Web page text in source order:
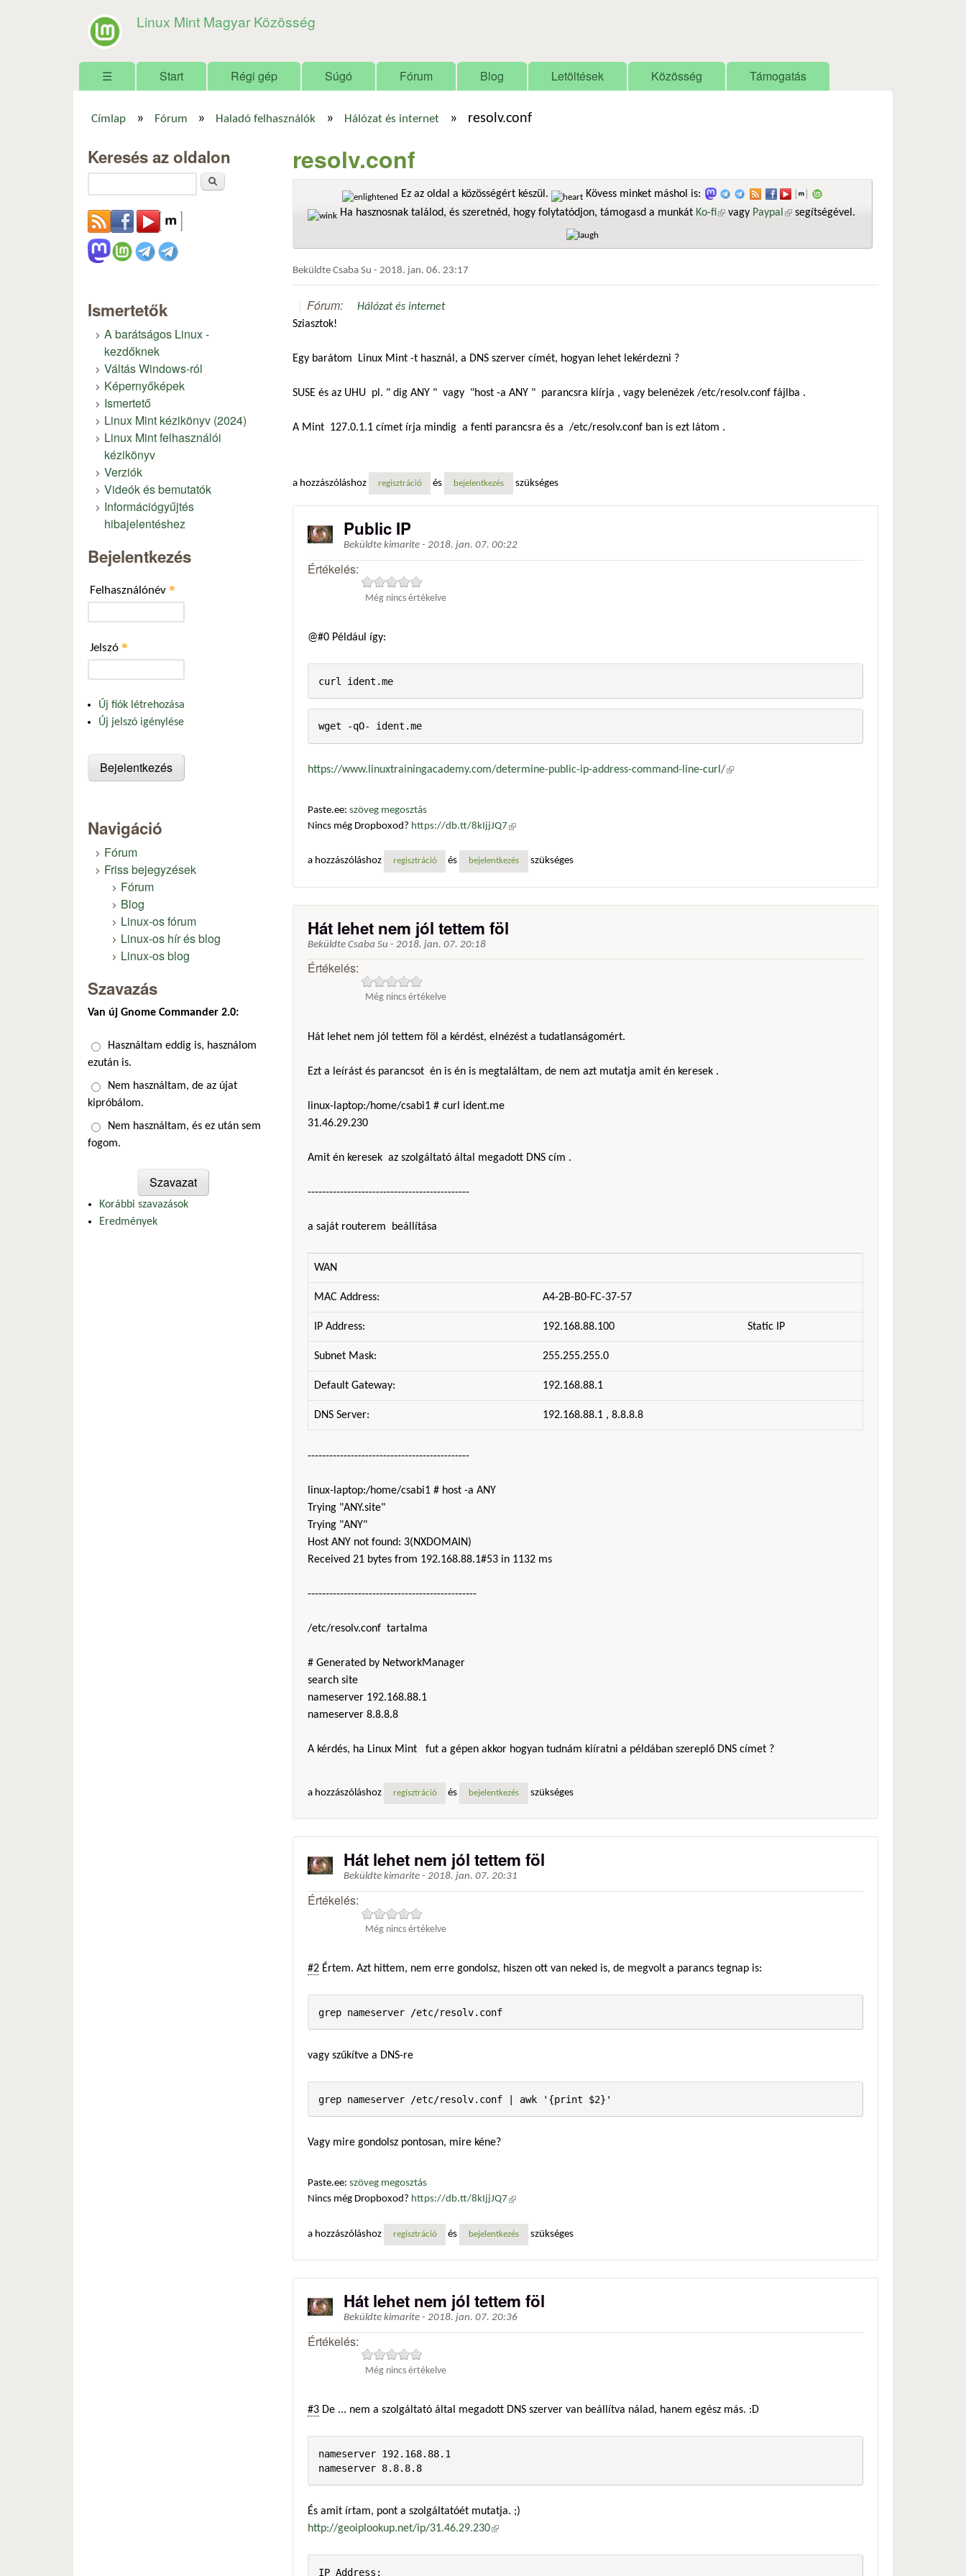
Linux Mint Magyar Közösség
Főmenü
☰ Start Régi gép Súgó Fórum Blog Letöltések Közösség Támogatás
Címlap » Fórum » Haladó felhasználók » Hálózat és internet » resolv.conf
resolv.conf
Ez az oldal a közösségért készül.
Kövess minket máshol is:
Ha hasznosnak találod, és szeretnéd, hogy folytatódjon, támogasd a munkát Ko-fi(külső hivatkozás)
vagy Paypal (külső hivatkozás)
segítségével.
Beküldte Csaba Su - 2018. jan. 06. 23:17
Fórum:
Hálózat és internet
Sziasztok!
Egy barátom Linux Mint -t használ, a DNS szerver címét, hogyan lehet lekérdezni ?
SUSE és az UHU pl. " dig ANY " vagy "host -a ANY " parancsra kiírja , vagy belenézek /etc/resolv.conf fájlba .
A Mint 127.0.1.1 címet írja mindig a fenti parancsra és a /etc/resolv.conf ban is ezt látom .
a hozzászóláshoz regisztráció és bejelentkezés szükséges
Public IP
Beküldte kimarite - 2018. jan. 07. 00:22
Értékelés:
Még nincs értékelve
@#0 Például így:
curl ident.me
wget -qO- ident.me
https://www.linuxtrainingacademy.com/determine-public-ip-address-command-line-curl/(külső hivatkozás)
Paste.ee: szöveg megosztás
Nincs még Dropboxod? https://db.tt/8kIjjJQ7 (külső hivatkozás)
a hozzászóláshoz regisztráció és bejelentkezés szükséges
Hát lehet nem jól tettem föl
Beküldte Csaba Su - 2018. jan. 07. 20:18
Értékelés:
Még nincs értékelve
Hát lehet nem jól tettem föl a kérdést, elnézést a tudatlanságomért.
Ezt a leírást és parancsot én is én is megtaláltam, de nem azt mutatja amit én keresek .
linux-laptop:/home/csabi1 # curl ident.me
31.46.29.230
Amit én keresek az szolgáltató által megadott DNS cím .
---------------------------------------------
a saját routerem beállítása
WAN
MAC Address: A4-2B-B0-FC-37-57
IP Address: 192.168.88.100 Static IP
Subnet Mask: 255.255.255.0
Default Gateway: 192.168.88.1
DNS Server: 192.168.88.1 , 8.8.8.8
---------------------------------------------
linux-laptop:/home/csabi1 # host -a ANY
Trying "ANY.site"
Trying "ANY"
Host ANY not found: 3(NXDOMAIN)
Received 21 bytes from 192.168.88.1#53 in 1132 ms
-----------------------------------------------
/etc/resolv.conf tartalma
# Generated by NetworkManager
search site
nameserver 192.168.88.1
nameserver 8.8.8.8
A kérdés, ha Linux Mint fut a gépen akkor hogyan tudnám kiíratni a példában szereplő DNS címet ?
a hozzászóláshoz regisztráció és bejelentkezés szükséges
Hát lehet nem jól tettem föl
Beküldte kimarite - 2018. jan. 07. 20:31
Értékelés:
Még nincs értékelve
#2 Értem. Azt hittem, nem erre gondolsz, hiszen ott van neked is, de megvolt a parancs tegnap is:
grep nameserver /etc/resolv.conf
vagy szűkítve a DNS-re
grep nameserver /etc/resolv.conf | awk '{print $2}'
Vagy mire gondolsz pontosan, mire kéne?
Paste.ee: szöveg megosztás
Nincs még Dropboxod? https://db.tt/8kIjjJQ7 (külső hivatkozás)
a hozzászóláshoz regisztráció és bejelentkezés szükséges
Hát lehet nem jól tettem föl
Beküldte kimarite - 2018. jan. 07. 20:36
Értékelés:
Még nincs értékelve
#3 De ... nem a szolgáltató által megadott DNS szerver van beállítva nálad, hanem egész más. :D
nameserver 192.168.88.1
nameserver 8.8.8.8
És amit írtam, pont a szolgáltatóét mutatja. ;)
http://geoiplookup.net/ip/31.46.29.230(külső hivatkozás)
IP Address:
Keresés az oldalon
Ismertetők
A barátságos Linux -
kezdőknek
Váltás Windows-ról
Képernyőképek
Ismertető
Linux Mint kézikönyv (2024)
Linux Mint felhasználói
kézikönyv
Verziók
Videók és bemutatók
Információgyűjtés
hibajelentéshez
Bejelentkezés
Felhasználónév *
Jelszó *
Új fiók létrehozása
Új jelszó igénylése
Navigáció
Fórum
Friss bejegyzések
Fórum
Blog
Linux-os fórum
Linux-os hír és blog
Linux-os blog
Szavazás
Van új Gnome Commander 2.0:
Választások
Használtam eddig is, használom
ezután is.
Nem használtam, de az újat
kipróbálom.
Nem használtam, és ez után sem
fogom.
Korábbi szavazások
Eredmények